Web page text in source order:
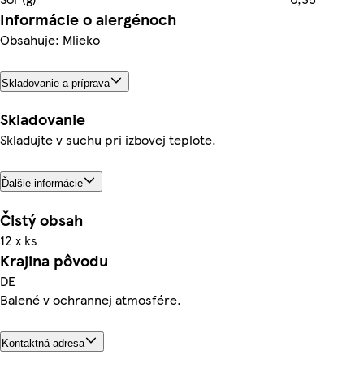
Informácie o alergénoch
Obsahuje: Mlieko
Skladovanie a príprava
Skladovanie
Skladujte v suchu pri izbovej teplote.
Ďalšie informácie
Čistý obsah
12 x ks
Krajina pôvodu
DE
Balené v ochrannej atmosfére.
Kontaktná adresa